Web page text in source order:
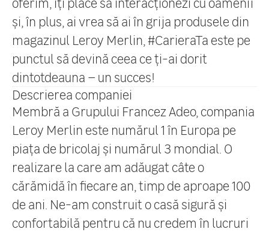
și, în plus, ai vrea să ai în grija produsele din
magazinul Leroy Merlin, #CarieraTa este pe
punctul să devină ceea ce ți-ai dorit
dintotdeauna – un succes!
Descrierea companiei
Membră a Grupului Francez Adeo, compania
Leroy Merlin este numărul 1 în Europa pe
piața de bricolaj și numărul 3 mondial. O
realizare la care am adăugat câte o
cărămidă în fiecare an, timp de aproape 100
de ani. Ne-am construit o casă sigură și
confortabilă pentru că nu credem în lucruri